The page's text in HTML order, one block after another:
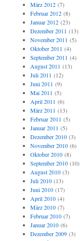
März 2012(7)
Februar 2012(8)
Januar 2012(23)
Dezember 2011 (13)
November 2011 (5)
Oktober 2011 (4)
September 2011 (4)
August 2011 (13)
Juli 2011 (12)
Juni 2011 (9)
Mai 2011 (5)
April 2011 (6)
März 2011 (13)
Februar 2011 (5)
Januar 2011 (5)
Dezember 2010(3)
November 2010(6)
Oktober 2010(8)
September 2010(10)
August 2010(3)
Juli 2010(13)
Juni 2010(17)
April 2010(4)
März 2010(7)
Februar 2010(7)
Januar 2010(6)
Dezember 2009(3)